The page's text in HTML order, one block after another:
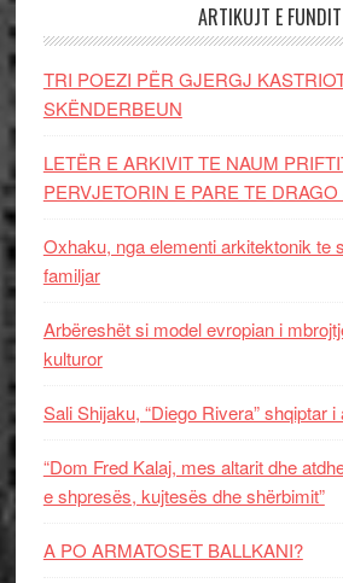
ARTIKUJT E FUNDIT
TRI POEZI PËR GJERGJ
SKËNDERBEUN
LETËR E ARKIVIT TE NAUM
PERVJETORIN E PARE TE
Oxhaku, nga elementi arkitektonik te
familjar
Arbëreshët si model evropian i
kulturor
Sali Shijaku, “Diego Rivera” shqiptar
“Dom Fred Kalaj, mes altarit dhe
e shpresës, kujtesës dhe shërbimit”
A PO ARMATOSET BALLKANI?